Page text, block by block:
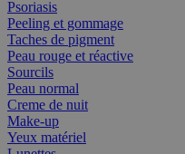
Psoriasis
Peeling et gommage
Taches de pigment
Peau rouge et réactive
Sourcils
Peau normal
Creme de nuit
Make-up
Yeux matériel